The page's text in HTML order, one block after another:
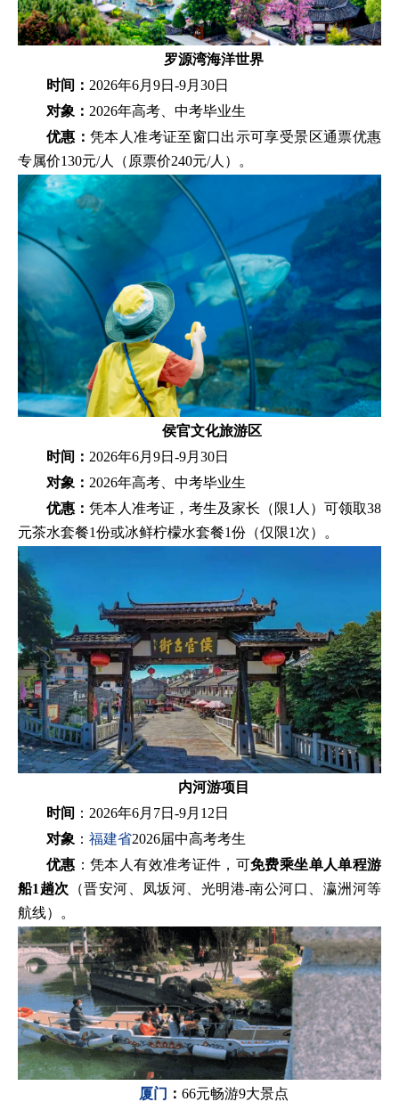
罗源湾海洋世界
时间： 2026年6月9日-9月30日
对象 ： 2026年高考、中考毕业生
优惠：凭本人准考证至窗口出示可享受景区通票优惠
专属价130元/人（原票价240元/人）。
侯官文化旅游区
时间： 2026年6月9日-9月30日
对象 ： 2026年高考、中考毕业生
优惠： 凭本人准考证，考生及家长（限1人）可领取38
元茶水套餐1份或冰鲜柠檬水套餐1份（仅限1次）。
内河游项目
时间
：2026年6月7日-9月12日
对象 ： 福建省2026届中高考考生
优惠 ：凭本人有效准考证件，可免费乘坐单人单程游
船1趟次
（晋安河、凤坂河、光明港-南公河口、瀛洲河等
航线）。
厦门 ： 66元畅游9大景点